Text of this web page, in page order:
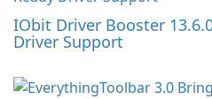
IObit Driver Booster
Driver Support